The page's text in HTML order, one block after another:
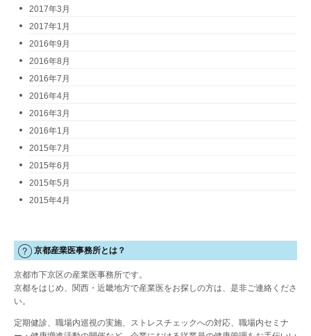
2017年3月
2017年1月
2016年9月
2016年8月
2016年7月
2016年4月
2016年3月
2016年1月
2015年7月
2015年6月
2015年5月
2015年4月
京都産業医事務所とは？
京都市下京区の産業医事務所です。
京都をはじめ、関西・近畿地方で産業医をお探しの方は、是非ご連絡くださ
い。
定期健診、職場内巡視の実施、ストレスチェックへの対応、職場内セミナ